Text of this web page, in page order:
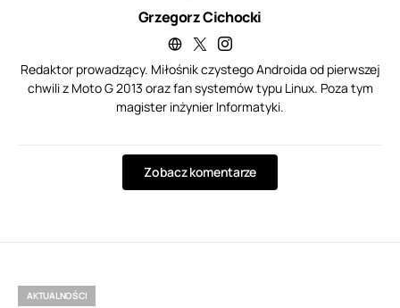
Grzegorz Cichocki
Redaktor prowadzący. Miłośnik czystego Androida od pierwszej
chwili z Moto G 2013 oraz fan systemów typu Linux. Poza tym
magister inżynier Informatyki.
Zobacz komentarze
AKTUALNOŚCI